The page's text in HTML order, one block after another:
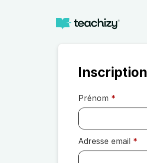
Inscription
Prénom *
Adresse email *